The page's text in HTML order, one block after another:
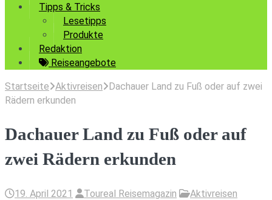
Tipps & Tricks
Lesetipps
Produkte
Redaktion
Reiseangebote
Startseite Aktivreisen
Dachauer Land zu Fuß oder auf zwei
Rädern erkunden
Dachauer Land zu Fuß oder auf
zwei Rädern erkunden
19. April 2021 Toureal Reisemagazin Aktivreisen